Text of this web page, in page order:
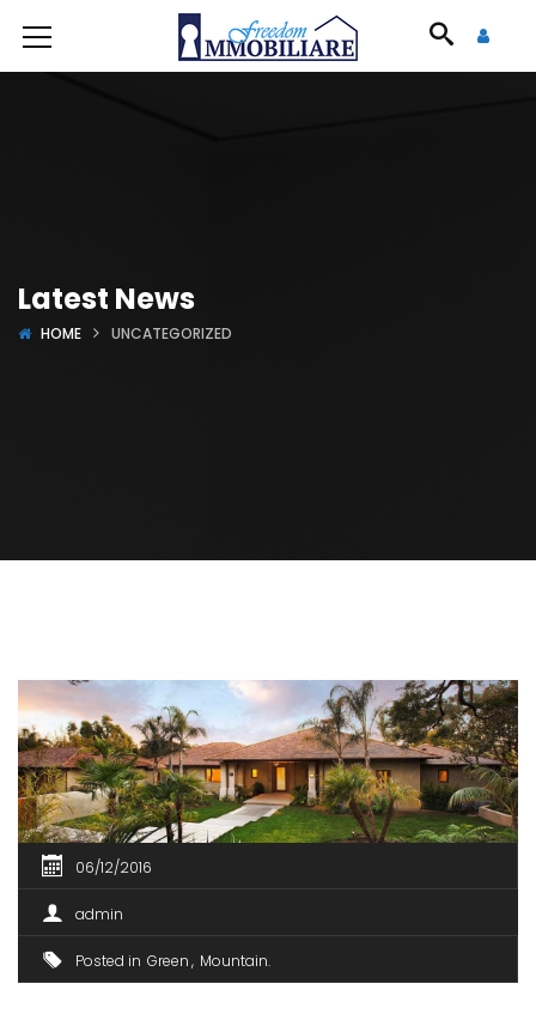
Latest News
HOME UNCATEGORIZED
06/12/2016
admin
Posted in Green Mountain